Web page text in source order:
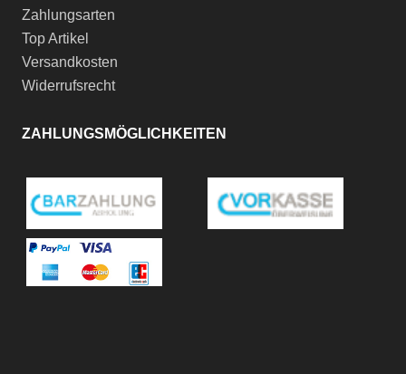
Zahlungsarten
Top Artikel
Versandkosten
Widerrufsrecht
ZAHLUNGSMÖGLICHKEITEN